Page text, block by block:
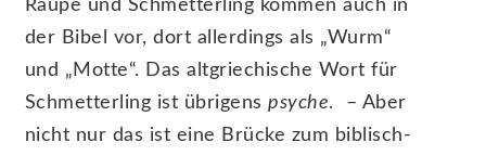
Raupe und Schmetterling kommen auch in
der Bibel vor, dort allerdings als „Wurm“
und „Motte“. Das altgriechische Wort für
Schmetterling ist übrigens psyche. – Aber
nicht nur das ist eine Brücke zum biblisch-